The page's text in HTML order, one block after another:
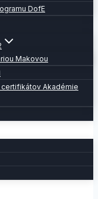
DofE
Makovou
Akadémie